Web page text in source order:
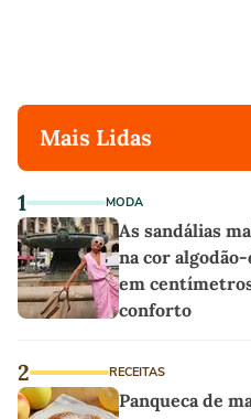
Mais Lidas
1 MODA
As sandálias
na cor
em
conforto
2 RECEITAS
Panqueca de